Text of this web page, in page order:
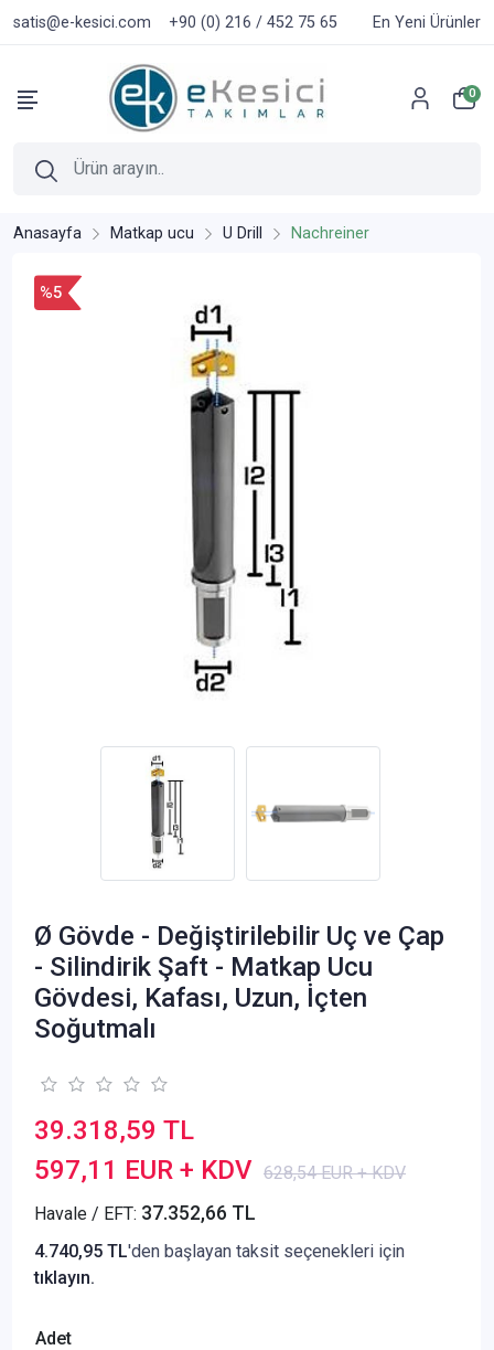
satis@e-kesici.com +90 (0) 216 / 452 75 65 En Yeni Ürünler
0
Anasayfa Matkap ucu U Drill Nachreiner
%5
Ø Gövde - Değiştirilebilir Uç ve Çap
- Silindirik Şaft - Matkap Ucu
Gövdesi, Kafası, Uzun, İçten
Soğutmalı
39.318,59 TL
597,11 EUR + KDV 628,54 EUR + KDV
Havale / EFT: 37.352,66 TL
4.740,95 TL'den başlayan taksit seçenekleri için
tıklayın.
Adet